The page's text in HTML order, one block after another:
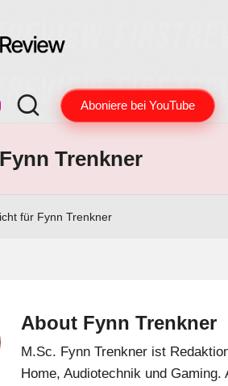
Aboniere bei YouTube
Trenkner
für Fynn Trenkner
About Fynn Trenkner
M.Sc. Fynn Trenkner ist
Home, Audiotechnik und